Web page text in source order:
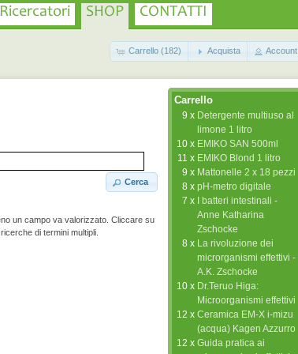
SHOP CONTATTI
Carrello (182) Acquista Account
Cerca
un campo va valorizzato. Cliccare su
di termini multipli.
Carrello
9 x Detergente multiuso al
limone 1 litro
10 x EMIKO SAN 500ml
11 x EMIKO Blond 1 litro
9 x Mattonelle 2 x 18 pezzi
8 x pH-metro digitale
7 x
I batteri intestinali -
Anne Katharina
Zschocke
8 x La rivoluzione dei
microrganismi effettivi -
A.K. Zschocke
10 x Dr.Teruo Higa:
Microorganismi effettivi
12 x Ceramica EM-X i-mizu
(acqua) Kagen Azzurro
12 x Guida pratica ai